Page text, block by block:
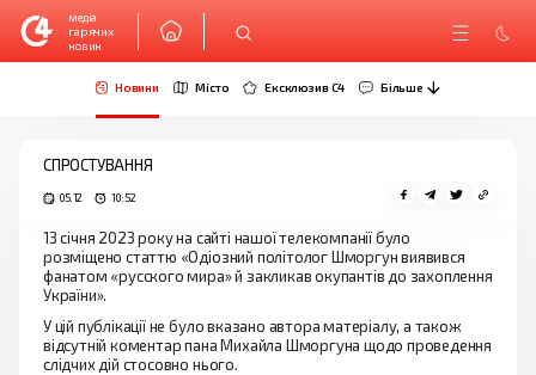
медіа
гарячих
новин
Новини Місто Ексклюзив C4 Більше
СПРОСТУВАННЯ
05.12 10:52
13 січня 2023 року на сайті нашої телекомпанії було
розміщено статтю «Одіозний політолог Шморгун виявився
фанатом «русского мира» й закликав окупантів до захоплення
України».
У цій публікації не було вказано автора матеріалу, а також
відсутній коментар пана Михайла Шморгуна щодо проведення
слідчих дій стосовно нього.